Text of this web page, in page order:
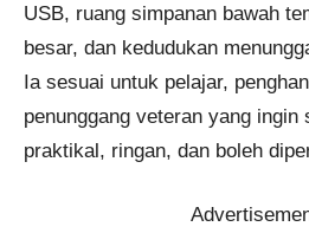
USB, ruang simpanan bawah
besar, dan kedudukan
Ia sesuai untuk pelajar,
penunggang veteran yang ingin
praktikal, ringan, dan boleh